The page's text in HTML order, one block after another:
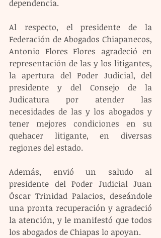
dependencia.
Al respecto, el presidente de la
Federación de Abogados Chiapanecos,
Antonio Flores Flores agradeció en
representación de las y los litigantes,
la apertura del Poder Judicial, del
presidente y del Consejo de la
Judicatura por atender las
necesidades de las y los abogados y
tener mejores condiciones en su
quehacer litigante, en diversas
regiones del estado.
Además, envió un saludo al
presidente del Poder Judicial Juan
Óscar Trinidad Palacios, deseándole
una pronta recuperación y agradeció
la atención, y le manifestó que todos
los abogados de Chiapas lo apoyan.